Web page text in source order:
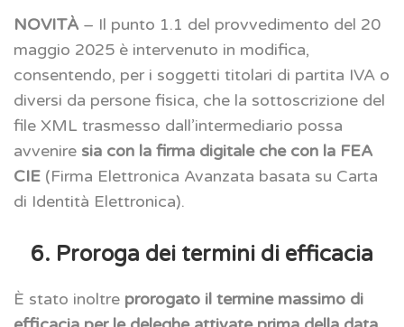
NOVITÀ – Il punto 1.1 del provvedimento del 20
maggio 2025 è intervenuto in modifica,
consentendo, per i soggetti titolari di partita IVA o
diversi da persone fisica, che la sottoscrizione del
file XML trasmesso dall’intermediario possa
avvenire sia con la firma digitale che con la FEA
CIE (Firma Elettronica Avanzata basata su Carta
di Identità Elettronica).
6. Proroga dei termini di efficacia
È stato inoltre prorogato il termine massimo di